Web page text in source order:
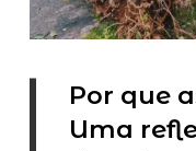
Por que
Uma